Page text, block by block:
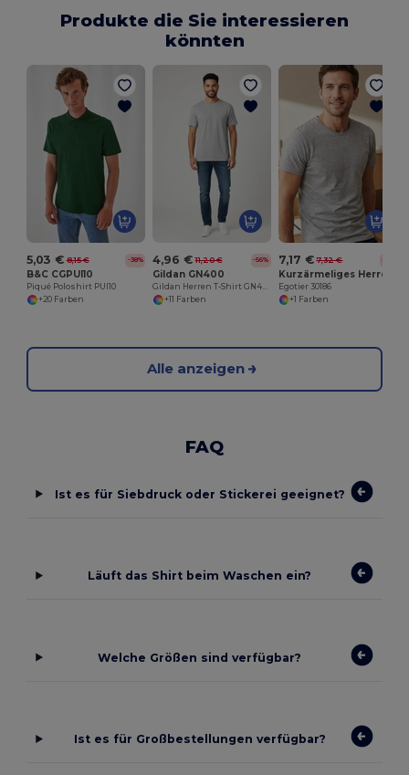
Produkte die Sie interessieren
könnten
5,03 € 8,15 € -38%
B&C CGPUI10
Piqué Poloshirt PUI10
+20 Farben
4,96 € 11,20 € -56%
Gildan GN400
+11 Farben
7,17 € 7,32 € -2%
Egotier 30186
+1 Farben
Alle anzeigen
FAQ
Ist es für Siebdruck oder Stickerei geeignet?
Läuft das Shirt beim Waschen ein?
Welche Größen sind verfügbar?
Ist es für Großbestellungen verfügbar?